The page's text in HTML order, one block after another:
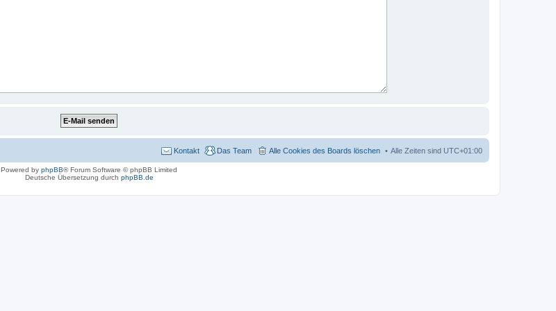
Alle Zeiten sind UTC+01:00
Alle Cookies des Boards löschen
Das Team
Kontakt
Powered by phpBB® Forum Software © phpBB Limited
Deutsche Übersetzung durch phpBB.de